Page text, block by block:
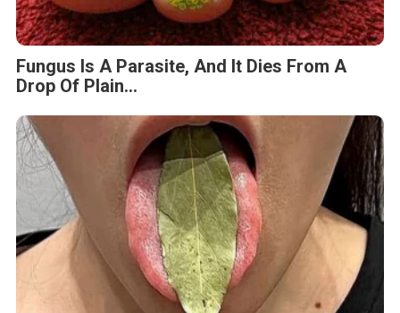
Fungus Is A Parasite, And It Dies From A
Drop Of Plain...